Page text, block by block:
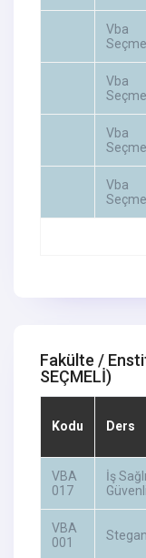
Vba
Vba
Vba
Vba
Fakülte /
SEÇMELİ)
Kodu Ders
VBA
017
İş
VBA
001